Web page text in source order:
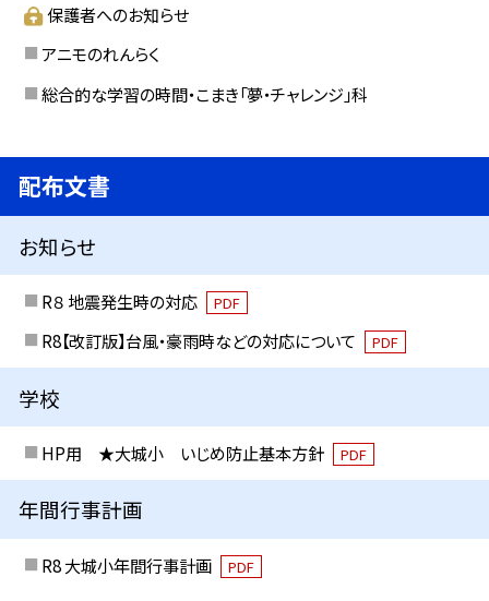
保護者へのお知らせ
アニモのれんらく
総合的な学習の時間・こまき「夢・チャレンジ」科
配布文書
お知らせ
R８ 地震発生時の対応 PDF
R8【改訂版】台風・豪雨時などの対応について PDF
学校
HP用 ★大城小 いじめ防止基本方針 PDF
年間行事計画
R8 大城小年間行事計画 PDF